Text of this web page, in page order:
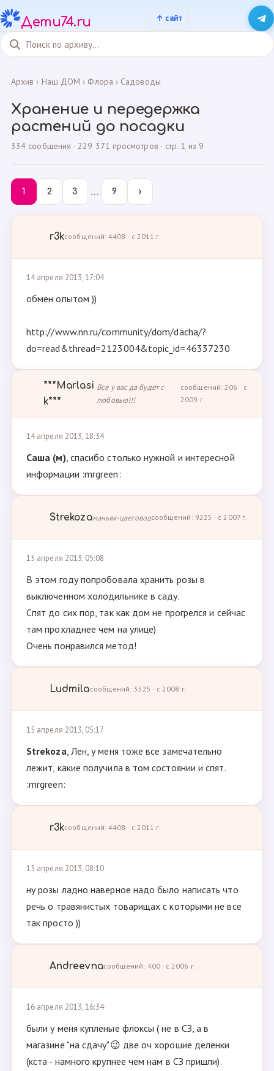
Дети74.ru
Архив › Наш ДОМ › Флора › Садоводы
Хранение и передержка
растений до посадки
334 сообщения · 229 371 просмотров · стр. 1 из 9
1 2 3 … 9 ›
r3kсообщений: 4408 · с 2011 г.
14 апреля 2013, 17:04
обмен опытом ))
http://www.nn.ru/community/dom/dacha/?
do=read&thread=2123004&topic_id=46337230
***Marlasi
k***
Все у вас да будет с
любовью!!!
сообщений: 206 · с
2009 г.
14 апреля 2013, 18:34
Саша (м), спасибо столько нужной и интересной
информации :mrgreen:
Strekozaманьяк-цветоводсообщений: 9225 · с 2007 г.
15 апреля 2013, 05:08
В этом году попробовала хранить розы в
выключенном холодильнике в саду.
Спят до сих пор, так как дом не прогрелся и сейчас
там прохладнее чем на улице)
Очень понравился метод!
Ludmilaсообщений: 3525 · с 2008 г.
15 апреля 2013, 05:17
Strekoza, Лен, у меня тоже все замечательно
лежит, какие получила в том состоянии и спят.
:mrgreen:
r3kсообщений: 4408 · с 2011 г.
15 апреля 2013, 08:10
ну розы ладно наверное надо было написать что
речь о травянистых товарищах с которыми не все
так просто ))
Andreevnaсообщений: 400 · с 2006 г.
16 апреля 2013, 16:34
были у меня купленые флоксы ( не в СЗ, а в
магазине "на сдачу"😉 две оч хорошие деленки
(кста - намного крупнее чем нам в СЗ пришли).